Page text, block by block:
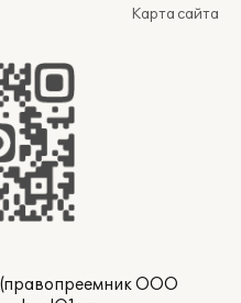
Карта сайта
(правопреемник ООО